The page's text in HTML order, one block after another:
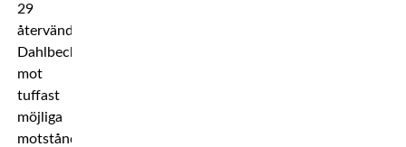
29
återvänder
Dahlbeck
mot
tuffast
möjliga
motståndare